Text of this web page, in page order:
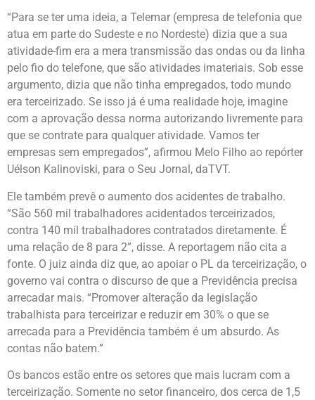
“Para se ter uma ideia, a Telemar (empresa de telefonia que
atua em parte do Sudeste e no Nordeste) dizia que a sua
atividade-fim era a mera transmissão das ondas ou da linha
pelo fio do telefone, que são atividades imateriais. Sob esse
argumento, dizia que não tinha empregados, todo mundo
era terceirizado. Se isso já é uma realidade hoje, imagine
com a aprovação dessa norma autorizando livremente para
que se contrate para qualquer atividade. Vamos ter
empresas sem empregados”, afirmou Melo Filho ao repórter
Uélson Kalinoviski, para o Seu Jornal, daTVT.
Ele também prevê o aumento dos acidentes de trabalho.
“São 560 mil trabalhadores acidentados terceirizados,
contra 140 mil trabalhadores contratados diretamente. É
uma relação de 8 para 2”, disse. A reportagem não cita a
fonte. O juiz ainda diz que, ao apoiar o PL da terceirização, o
governo vai contra o discurso de que a Previdência precisa
arrecadar mais. “Promover alteração da legislação
trabalhista para terceirizar e reduzir em 30% o que se
arrecada para a Previdência também é um absurdo. As
contas não batem.”
Os bancos estão entre os setores que mais lucram com a
terceirização. Somente no setor financeiro, dos cerca de 1,5